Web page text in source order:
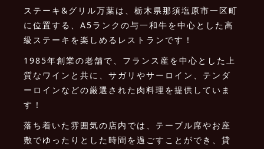
ステーキ&グリル万葉は、栃木県那須塩原市一区町
に位置する、A5ランクの与一和牛を中心とした高
級ステーキを楽しめるレストランです！
1985年創業の老舗で、フランス産を中心とした上
質なワインと共に、サガリやサーロイン、テンダ
ーロインなどの厳選された肉料理を提供していま
す！
落ち着いた雰囲気の店内では、テーブル席やお座
敷でゆったりとした時間を過ごすことができ、貸